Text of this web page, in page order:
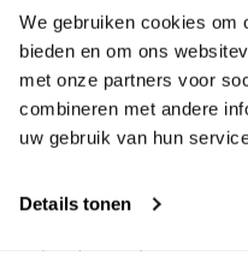
We gebruiken cookies om
bieden en om ons
met onze partners voor
combineren met andere
uw gebruik van hun
Details tonen
by Shopmonkey